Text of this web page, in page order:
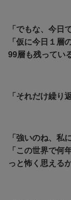
「でもな、今日
「仮に今日１層
99層も残ってい
「それだけ繰り
「強いのね、私
「この世界で
っと怖く思える